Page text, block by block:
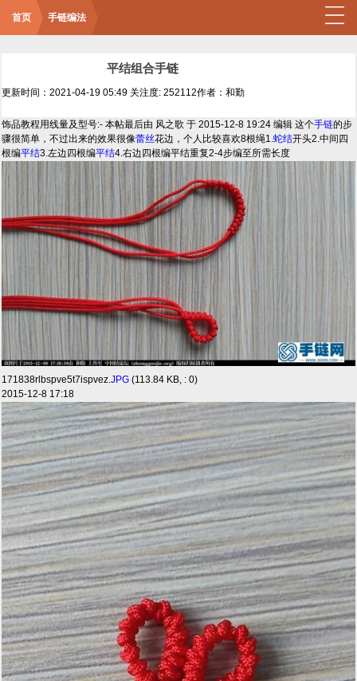
首页 手链编法
平结组合手链
更新时间：2021-04-19 05:49 关注度: 252112作者：和勤
饰品教程用线量及型号:- 本帖最后由 风之歌 于 2015-12-8 19:24 编辑 这个手链的步
骤很简单，不过出来的效果很像蕾丝花边，个人比较喜欢8根绳1.蛇结开头2.中间四
根编平结3.左边四根编平结4.右边四根编平结重复2-4步编至所需长度
171838rlbspve5t7ispvez.JPG (113.84 KB, : 0)
2015-12-8 17:18